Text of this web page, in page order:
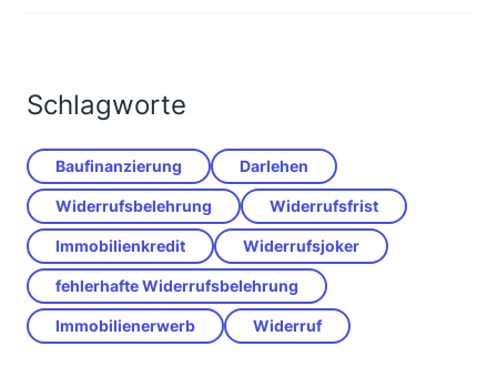
Schlagworte
Baufinanzierung Darlehen
Widerrufsbelehrung Widerrufsfrist
Immobilienkredit Widerrufsjoker
fehlerhafte Widerrufsbelehrung
Immobilienerwerb Widerruf